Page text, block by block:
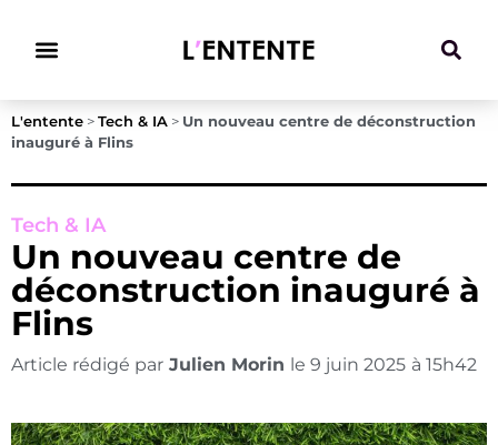
L'entente > Tech & IA > Un nouveau centre de déconstruction
inauguré à Flins
Tech & IA
Un nouveau centre de
déconstruction inauguré à
Flins
Article rédigé par Julien Morin le 9 juin 2025 à 15h42